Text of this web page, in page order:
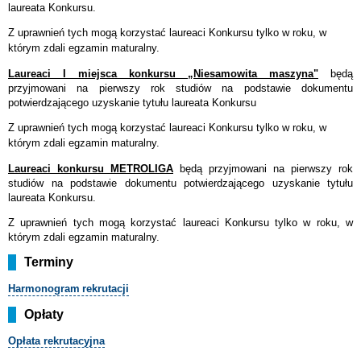
laureata Konkursu.
Z uprawnień tych mogą korzystać laureaci Konkursu tylko w roku, w
którym zdali egzamin maturalny.
Laureaci I miejsca konkursu „Niesamowita maszyna" będą
przyjmowani na pierwszy rok studiów na podstawie dokumentu
potwierdzającego uzyskanie tytułu laureata Konkursu
Z uprawnień tych mogą korzystać laureaci Konkursu tylko w roku, w
którym zdali egzamin maturalny.
Laureaci konkursu METROLIGA będą przyjmowani na pierwszy rok
studiów na podstawie dokumentu potwierdzającego uzyskanie tytułu
laureata Konkursu.
Z uprawnień tych mogą korzystać laureaci Konkursu tylko w roku, w
którym zdali egzamin maturalny.
Terminy
Harmonogram rekrutacji
Opłaty
Opłata rekrutacyjna